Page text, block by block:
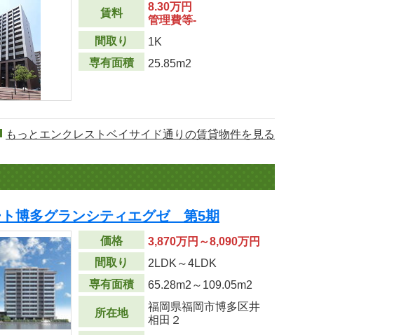
賃料
8.30万円
管理費等-
間取り
1K
専有面積
25.85m2
もっとエンクレストベイサイド通りの賃貸物件を見る
博多グランシティエグゼ 第5期
価格
3,870万円～8,090万円
間取り
2LDK～4LDK
専有面積
65.28m2 ～109.05m2
所在地
福岡県福岡市博多区井
相田２